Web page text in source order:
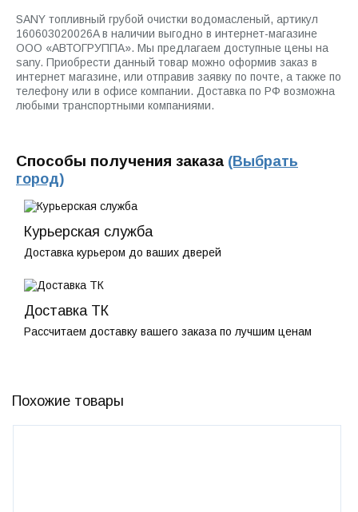
SANY топливный грубой очистки водомасленый, артикул
160603020026A в наличии выгодно в интернет-магазине
ООО «АВТОГРУППА». Мы предлагаем доступные цены на
sany. Приобрести данный товар можно оформив заказ в
интернет магазине, или отправив заявку по почте, а также по
телефону или в офисе компании. Доставка по РФ возможна
любыми транспортными компаниями.
Способы получения заказа (Выбрать
город)
Курьерская служба
Доставка курьером до ваших дверей
Доставка ТК
Рассчитаем доставку вашего заказа по лучшим ценам
Похожие товары